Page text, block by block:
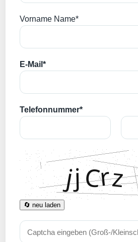
Vorname Name*
E-Mail*
Telefonnummer*
🔄 neu laden